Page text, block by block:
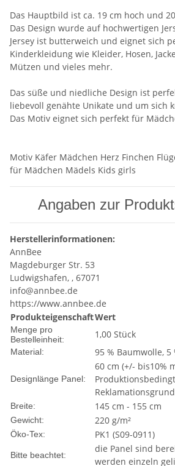
Das Hauptbild ist ca. 19 cm hoch und
Das Design wurde auf hochwertigen
Jersey ist butterweich und eignet sich
Kinderkleidung wie Kleider, Hosen,
Mützen und vieles mehr.
Das süße und niedliche Design ist
liebevoll genähte Unikate und um sich
Das Motiv eignet sich perfekt für
Motiv Käfer Mädchen Herz Finchen
für Mädchen Mädels Kids girls
Angaben zur
Herstellerinformationen:
AnnBee
Magdeburger Str. 53
Ludwigshafen, , 67071
info@annbee.de
https://www.annbee.de
ProdukteigenschaftWert
Menge pro
Bestelleinheit:
1,00 Stück
Material: 95 % Baumwolle, 5
Designlänge Panel:
60 cm (+/- bis10%
Breite: 145 cm - 155 cm
Gewicht: 220 g/m²
Öko-Tex: PK1 (S09-0911)
Bitte beachtet:
die Panel sind
werden einzeln